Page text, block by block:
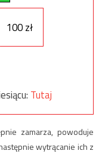
100 zł
Tutaj
zamarza, powoduje
wytrącanie ich z